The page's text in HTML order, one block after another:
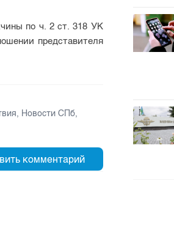
по ч. 2 ст. 318 УК
представителя
, Новости СПб,